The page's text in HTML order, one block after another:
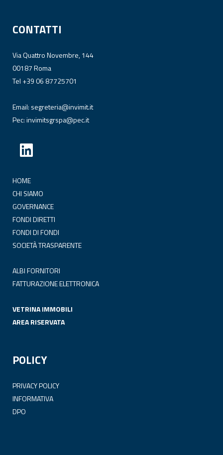
CONTATTI
Via Quattro Novembre, 144
00187 Roma
Tel +39 06 87725701
Email: segreteria@invimit.it
Pec:invimitsgrspa@pec.it
HOME
CHI SIAMO
GOVERNANCE
FONDI DIRETTI
FONDI DI FONDI
SOCIETÀ TRASPARENTE
ALBI FORNITORI
FATTURAZIONE ELETTRONICA
VETRINA IMMOBILI
AREA RISERVATA
POLICY
PRIVACY POLICY
INFORMATIVA
DPO